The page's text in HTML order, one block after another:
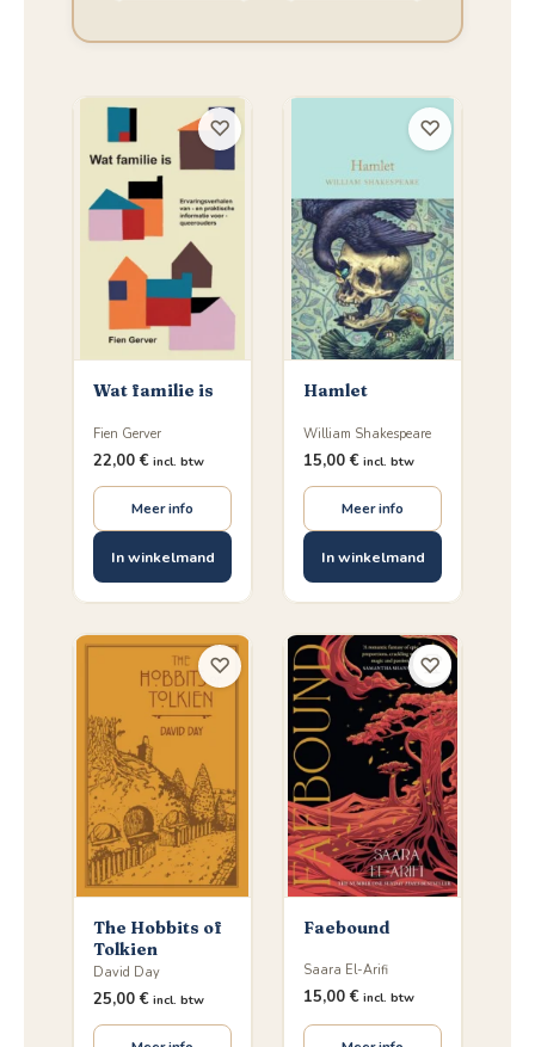
Wat familie is
Fien Gerver
22,00 € incl. btw
Meer info
In winkelmand
♡
Hamlet
William Shakespeare
15,00 € incl. btw
Meer info
In winkelmand
♡
The Hobbits of
Tolkien
David Day
25,00 € incl. btw
♡
Faebound
Saara El-Arifi
15,00 € incl. btw
♡